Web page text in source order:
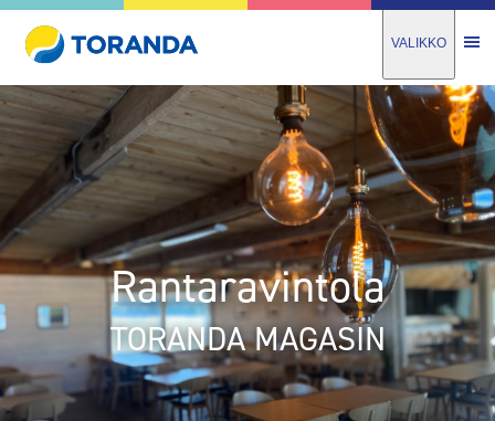
VALIKKO
Rantaravintola
TORANDA MAGASIN